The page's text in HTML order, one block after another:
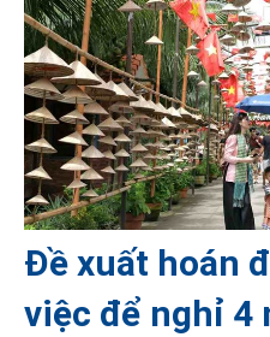
Đề xuất hoán
việc để nghỉ 4